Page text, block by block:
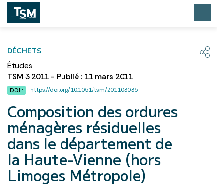
DÉCHETS
Études
TSM 3 2011 - Publié : 11 mars 2011
DOI : https://doi.org/10.1051/tsm/201103035
Composition des ordures
ménagères résiduelles
dans le département de
la Haute-Vienne (hors
Limoges Métropole)